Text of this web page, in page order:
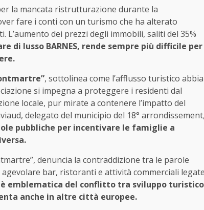
la mancata ristrutturazione durante la
fare i conti con un turismo che ha alterato
dei prezzi degli immobili, saliti del 35%
di lusso BARNES, rende sempre più difficile per
, sottolinea come l’afflusso turistico abbia
si impegna a proteggere i residenti dal
locale, pur mirate a contenere l’impatto del
delegato del municipio del 18°
pubbliche per incentivare le famiglie a
denuncia la contraddizione tra le parole
bar, ristoranti e attività commerciali
emblematica del conflitto tra sviluppo turistico
anche in altre città europee.